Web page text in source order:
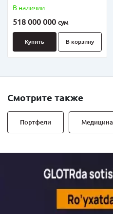
тонн СТС-16У-СП-11
В наличии
518 000 000 сум
Купить В корзину
Смотрите также
Портфели Медицина